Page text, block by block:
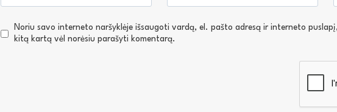
Noriu savo interneto naršyklėje išsaugoti vardą, el. pašto adresą ir interneto
kitą kartą vėl norėsiu parašyti komentarą.